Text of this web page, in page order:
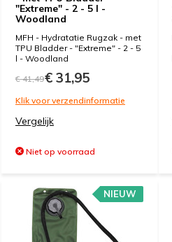
"Extreme" - 2 - 5 l -
Woodland
MFH - Hydratatie Rugzak - met
TPU Bladder - "Extreme" - 2 - 5
l - Woodland
€ 41,49€ 31,95
Klik voor verzendinformatie
Vergelijk
Niet op voorraad
NIEUW